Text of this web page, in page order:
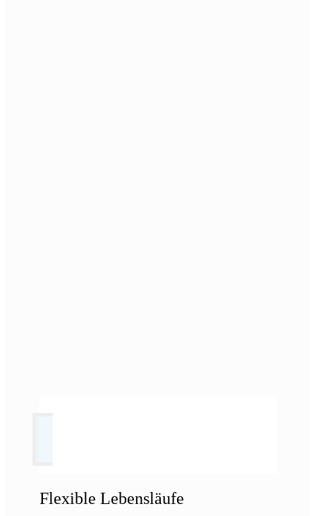
Flexible Lebensläufe